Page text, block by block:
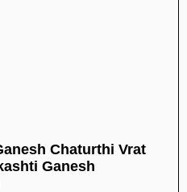
Chaturthi Vrat
Ganesh